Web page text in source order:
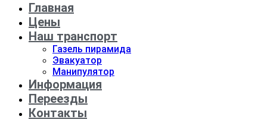
Главная
Цены
Наш транспорт
Газель пирамида
Эвакуатор
Манипулятор
Информация
Переезды
Контакты